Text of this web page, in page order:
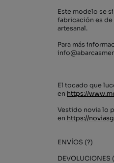
Este modelo se
fabricación es
artesanal.
Para más
El tocado que
en https://
Vestido novia lo
en https://
ENVÍOS (?)
DEVOLUCIONES